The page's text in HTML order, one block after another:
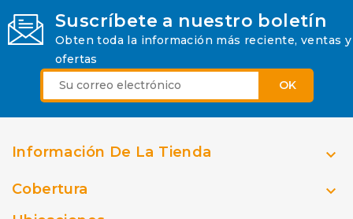
Suscríbete a nuestro boletín
Obten toda la información más reciente, ventas y
ofertas
Información De La Tienda 
Cobertura 